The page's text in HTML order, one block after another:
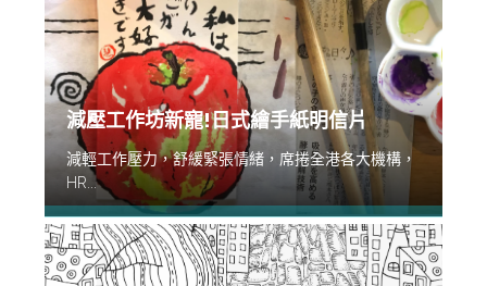
減壓工作坊新寵!日式繪手紙明信片
減輕工作壓力，舒緩緊張情緒，席捲全港各大機構，
HR...